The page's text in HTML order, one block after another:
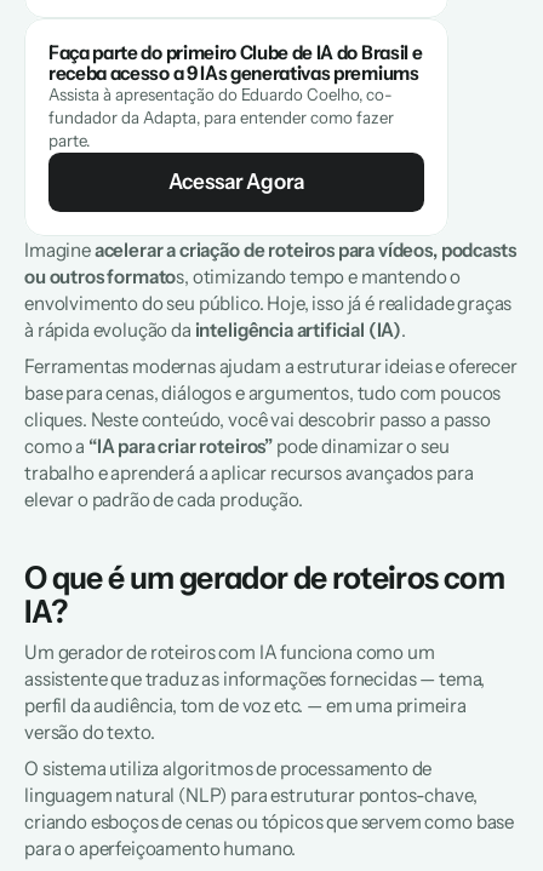
Faça parte do primeiro Clube de IA do Brasil e
receba acesso a 9 IAs generativas premiums
Assista à apresentação do Eduardo Coelho, co-
fundador da Adapta, para entender como fazer
parte.
Acessar Agora
Imagine acelerar a criação de roteiros para vídeos, podcasts
ou outros formatos, otimizando tempo e mantendo o
envolvimento do seu público. Hoje, isso já é realidade graças
à rápida evolução da inteligência artificial (IA).
Ferramentas modernas ajudam a estruturar ideias e oferecer
base para cenas, diálogos e argumentos, tudo com poucos
cliques. Neste conteúdo, você vai descobrir passo a passo
como a “IA para criar roteiros” pode dinamizar o seu
trabalho e aprenderá a aplicar recursos avançados para
elevar o padrão de cada produção.
O que é um gerador de roteiros com
IA?
Um gerador de roteiros com IA funciona como um
assistente que traduz as informações fornecidas — tema,
perfil da audiência, tom de voz etc. — em uma primeira
versão do texto.
O sistema utiliza algoritmos de processamento de
linguagem natural (NLP) para estruturar pontos-chave,
criando esboços de cenas ou tópicos que servem como base
para o aperfeiçoamento humano.